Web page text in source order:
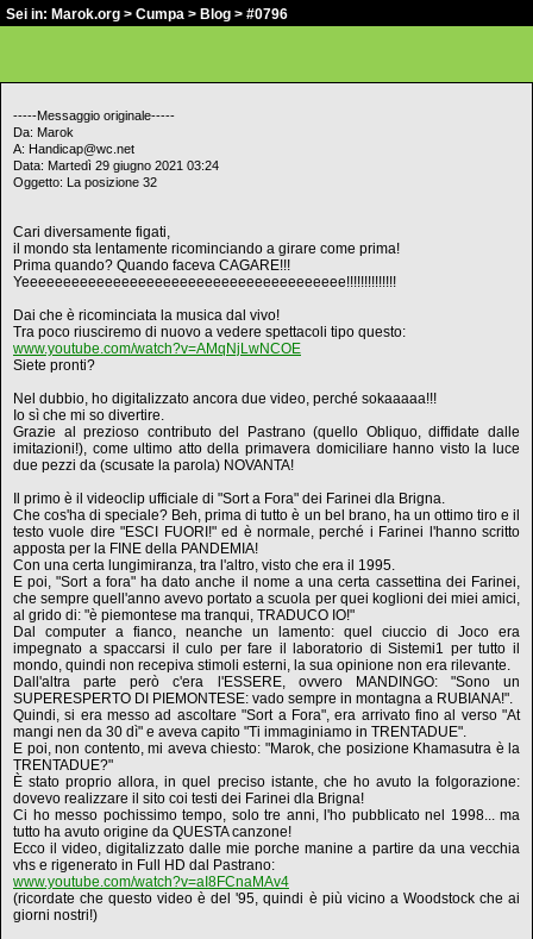
Sei in: Marok.org > Cumpa > Blog > #0796
-----Messaggio originale-----
Da: Marok
A: Handicap@wc.net
Data: Martedì 29 giugno 2021 03:24
Oggetto: La posizione 32
Cari diversamente figati,
il mondo sta lentamente ricominciando a girare come prima!
Prima quando? Quando faceva CAGARE!!!
Yeeeeeeeeeeeeeeeeeeeeeeeeeeeeeeeeeeeeeee!!!!!!!!!!!!!!
Dai che è ricominciata la musica dal vivo!
Tra poco riusciremo di nuovo a vedere spettacoli tipo questo:
www.youtube.com/watch?v=AMqNjLwNCOE
Siete pronti?
Nel dubbio, ho digitalizzato ancora due video, perché sokaaaaa!!!
Io sì che mi so divertire.
Grazie al prezioso contributo del Pastrano (quello Obliquo, diffidate dalle
imitazioni!), come ultimo atto della primavera domiciliare hanno visto la luce
due pezzi da (scusate la parola) NOVANTA!
Il primo è il videoclip ufficiale di "Sort a Fora" dei Farinei dla Brigna.
Che cos'ha di speciale? Beh, prima di tutto è un bel brano, ha un ottimo tiro e il
testo vuole dire "ESCI FUORI!" ed è normale, perché i Farinei l'hanno scritto
apposta per la FINE della PANDEMIA!
Con una certa lungimiranza, tra l'altro, visto che era il 1995.
E poi, "Sort a fora" ha dato anche il nome a una certa cassettina dei Farinei,
che sempre quell'anno avevo portato a scuola per quei koglioni dei miei amici,
al grido di: "è piemontese ma tranqui, TRADUCO IO!"
Dal computer a fianco, neanche un lamento: quel ciuccio di Joco era
impegnato a spaccarsi il culo per fare il laboratorio di Sistemi1 per tutto il
mondo, quindi non recepiva stimoli esterni, la sua opinione non era rilevante.
Dall'altra parte però c'era l'ESSERE, ovvero MANDINGO: "Sono un
SUPERESPERTO DI PIEMONTESE: vado sempre in montagna a RUBIANA!".
Quindi, si era messo ad ascoltare "Sort a Fora", era arrivato fino al verso "At
mangi nen da 30 dì" e aveva capito "Ti immaginiamo in TRENTADUE".
E poi, non contento, mi aveva chiesto: "Marok, che posizione Khamasutra è la
TRENTADUE?"
È stato proprio allora, in quel preciso istante, che ho avuto la folgorazione:
dovevo realizzare il sito coi testi dei Farinei dla Brigna!
Ci ho messo pochissimo tempo, solo tre anni, l'ho pubblicato nel 1998... ma
tutto ha avuto origine da QUESTA canzone!
Ecco il video, digitalizzato dalle mie porche manine a partire da una vecchia
vhs e rigenerato in Full HD dal Pastrano:
www.youtube.com/watch?v=aI8FCnaMAv4
(ricordate che questo video è del '95, quindi è più vicino a Woodstock che ai
giorni nostri!)